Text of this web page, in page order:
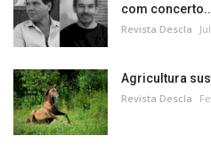
com
Revista Descla
Agricultura
Revista Descla